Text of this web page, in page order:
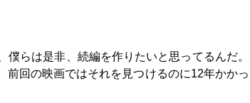
らは是非、続編を作りたいと思ってるんだ。
回の映画ではそれを見つけるのに12年かかっ